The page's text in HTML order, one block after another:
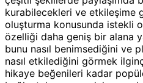
kurabilecekleri ve etkileşime
oluşturma konusunda istekli
özelliği daha geniş bir alana
bunu nasıl benimsediğini ve
nasıl etkilediğini görmek
hikaye beğenileri kadar